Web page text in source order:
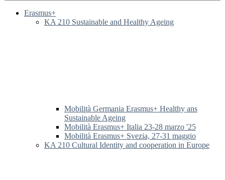
Erasmus+
KA 210 Sustainable and Healthy Ageing
Mobilità Germania Erasmus+ Healthy ans
Sustainable Ageing
Mobilità Erasmus+ Italia 23-28 marzo '25
Mobilità Erasmus+ Svezia, 27-31 maggio
KA 210 Cultural Identity and cooperation in Europe